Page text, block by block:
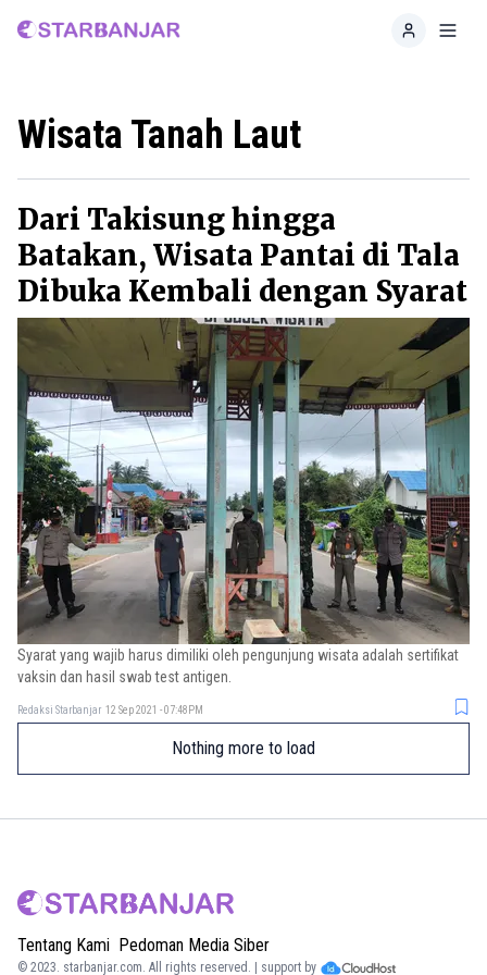
Home
Wisata Tanah Laut
Dari Takisung hingga
Batakan, Wisata Pantai di Tala
Dibuka Kembali dengan Syarat
Syarat yang wajib harus dimiliki oleh pengunjung wisata adalah sertifikat
vaksin dan hasil swab test antigen.
Redaksi Starbanjar 12 Sep 2021 - 07:48PM
Nothing more to load
Tentang Kami Pedoman Media Siber
© 2023. starbanjar.com. All rights reserved. | support by